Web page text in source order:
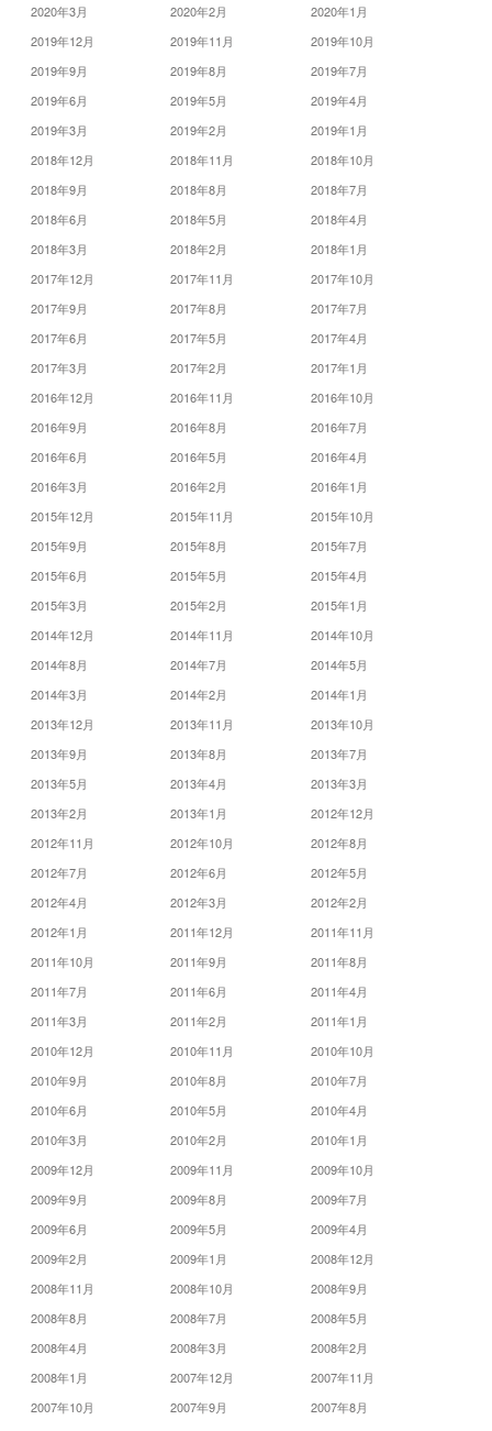
2020年3月
2020年2月
2020年1月
2019年12月
2019年11月
2019年10月
2019年9月
2019年8月
2019年7月
2019年6月
2019年5月
2019年4月
2019年3月
2019年2月
2019年1月
2018年12月
2018年11月
2018年10月
2018年9月
2018年8月
2018年7月
2018年6月
2018年5月
2018年4月
2018年3月
2018年2月
2018年1月
2017年12月
2017年11月
2017年10月
2017年9月
2017年8月
2017年7月
2017年6月
2017年5月
2017年4月
2017年3月
2017年2月
2017年1月
2016年12月
2016年11月
2016年10月
2016年9月
2016年8月
2016年7月
2016年6月
2016年5月
2016年4月
2016年3月
2016年2月
2016年1月
2015年12月
2015年11月
2015年10月
2015年9月
2015年8月
2015年7月
2015年6月
2015年5月
2015年4月
2015年3月
2015年2月
2015年1月
2014年12月
2014年11月
2014年10月
2014年8月
2014年7月
2014年5月
2014年3月
2014年2月
2014年1月
2013年12月
2013年11月
2013年10月
2013年9月
2013年8月
2013年7月
2013年5月
2013年4月
2013年3月
2013年2月
2013年1月
2012年12月
2012年11月
2012年10月
2012年8月
2012年7月
2012年6月
2012年5月
2012年4月
2012年3月
2012年2月
2012年1月
2011年12月
2011年11月
2011年10月
2011年9月
2011年8月
2011年7月
2011年6月
2011年4月
2011年3月
2011年2月
2011年1月
2010年12月
2010年11月
2010年10月
2010年9月
2010年8月
2010年7月
2010年6月
2010年5月
2010年4月
2010年3月
2010年2月
2010年1月
2009年12月
2009年11月
2009年10月
2009年9月
2009年8月
2009年7月
2009年6月
2009年5月
2009年4月
2009年2月
2009年1月
2008年12月
2008年11月
2008年10月
2008年9月
2008年8月
2008年7月
2008年5月
2008年4月
2008年3月
2008年2月
2008年1月
2007年12月
2007年11月
2007年10月
2007年9月
2007年8月